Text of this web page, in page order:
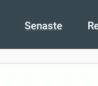
Senaste